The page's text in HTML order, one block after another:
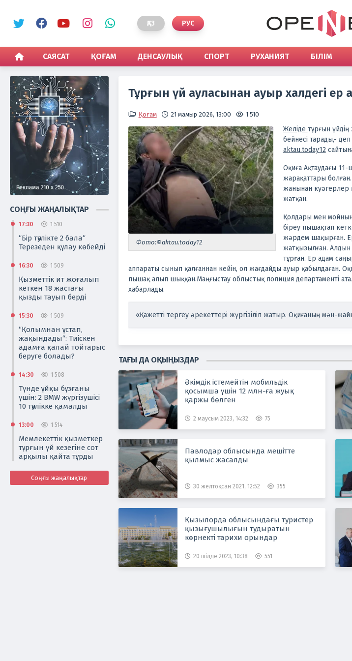
ҚАЗ РУС
САЯСАТ ҚОҒАМ ДЕНСАУЛЫҚ СПОРТ РУХАНИЯТ БІЛІМ
СОҢҒЫ ЖАҢАЛЫҚТАР
17:30 1 510
“Бір тәулікте 2 бала“
Терезеден құлау көбейді
16:30 1 509
Қызметтік ит жоғалып
кеткен 18 жастағы
қызды тауып берді
15:30 1 509
“Қолымнан ұстап,
жақындады“: Тиіскен
адамға қалай тойтарыс
беруге болады?
14:30 1 508
Түнде ұйқы бұзғаны
үшін: 2 BMW жүргізушісі
10 тәулікке қамалды
13:00 1 514
Мемлекеттік қызметкер
тұрғын үй кезегіне сот
арқылы қайта тұрды
Соңғы жаңалықтар
Тұрғын үй ауласынан ауыр халдегі ер
Қоғам 21 мамыр 2026, 13:00 1 510
Фото:©aktau.today12
Желіде тұрғын
бейнесі тарады,-
aktau.today12
Оқиға Ақтаудағы
жарақаттары
жанынан куәгерлер
жатқан.
Қолдары мен
біреу пышақтап
жәрдем шақырған.
жатқызылған. Алдын
тұрған. Ер адам
аппараты сынып қалғаннан кейін, ол жағдайды ауыр қабылдаған.
пышақ алып шыққан.Маңғыстау облыстық полиция департаменті
хабарлады.
«Қажетті тергеу әрекеттері жүргізіліп жатыр. Оқиғаның мән-
ТАҒЫ ДА ОҚЫҢЫЗДАР
Әкімдік істемейтін мобильдік
қосымша үшін 12 млн-ға жуық
қаржы бөлген
2 маусым 2023, 14:32 75
Павлодар облысында мешітте
қылмыс жасалды
30 желтоқсан 2021, 12:52 355
Қызылорда облысындағы туристер
қызығушылығын тудыратын
көрнекті тарихи орындар
20 шілде 2023, 10:38 551